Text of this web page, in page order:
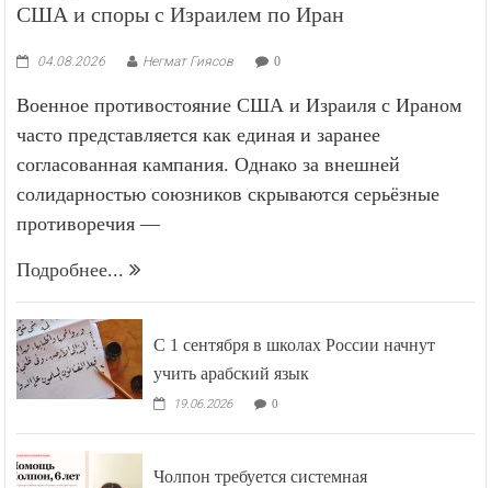
США и споры с Израилем по Иран
04.08.2026 Негмат Гиясов 0
Военное противостояние США и Израиля с Ираном
часто представляется как единая и заранее
согласованная кампания. Однако за внешней
солидарностью союзников скрываются серьёзные
противоречия —
Подробнее...
С 1 сентября в школах России начнут
учить арабский язык
19.06.2026 0
Чолпон требуется системная